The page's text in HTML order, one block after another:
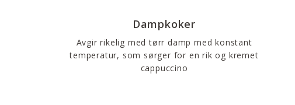
Dampkoker
Avgir rikelig med tørr damp med konstant
temperatur, som sørger for en rik og kremet
cappuccino